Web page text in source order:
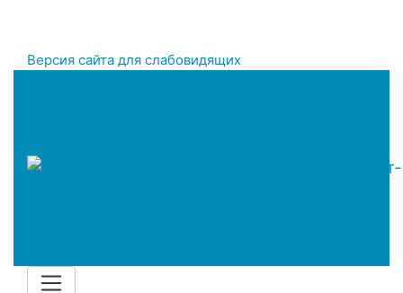
Версия сайта для слабовидящих